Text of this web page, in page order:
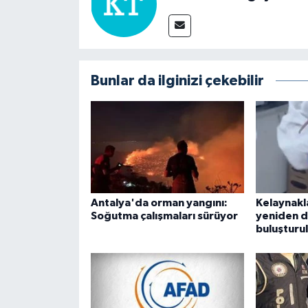
Bunlar da ilginizi çekebilir
Antalya'da orman yangını:
Soğutma çalışmaları sürüyor
yeniden